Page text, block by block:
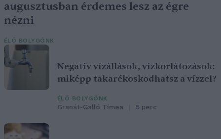
augusztusban érdemes lesz az égre
nézni
ÉLŐ BOLYGÓNK
Negatív vízállások, vízkorlátozások:
miképp takarékoskodhatsz a vízzel?
ÉLŐ BOLYGÓNK
Granát-Galló Tímea 5 perc